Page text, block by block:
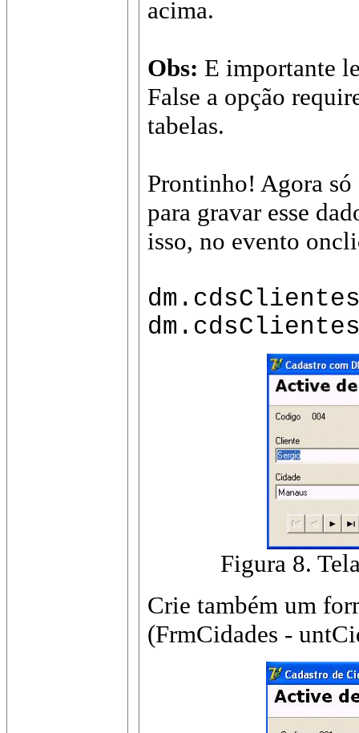
acima.
Obs: E importante
False a opção
tabelas.
Prontinho! Agora
para gravar esse
isso, no evento
Figura 8.
Crie também um
(FrmCidades -